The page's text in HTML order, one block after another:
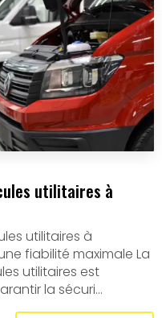
utilitaires à
utilitaires à
fiabilité maximale La
utilitaires est
la sécuri...